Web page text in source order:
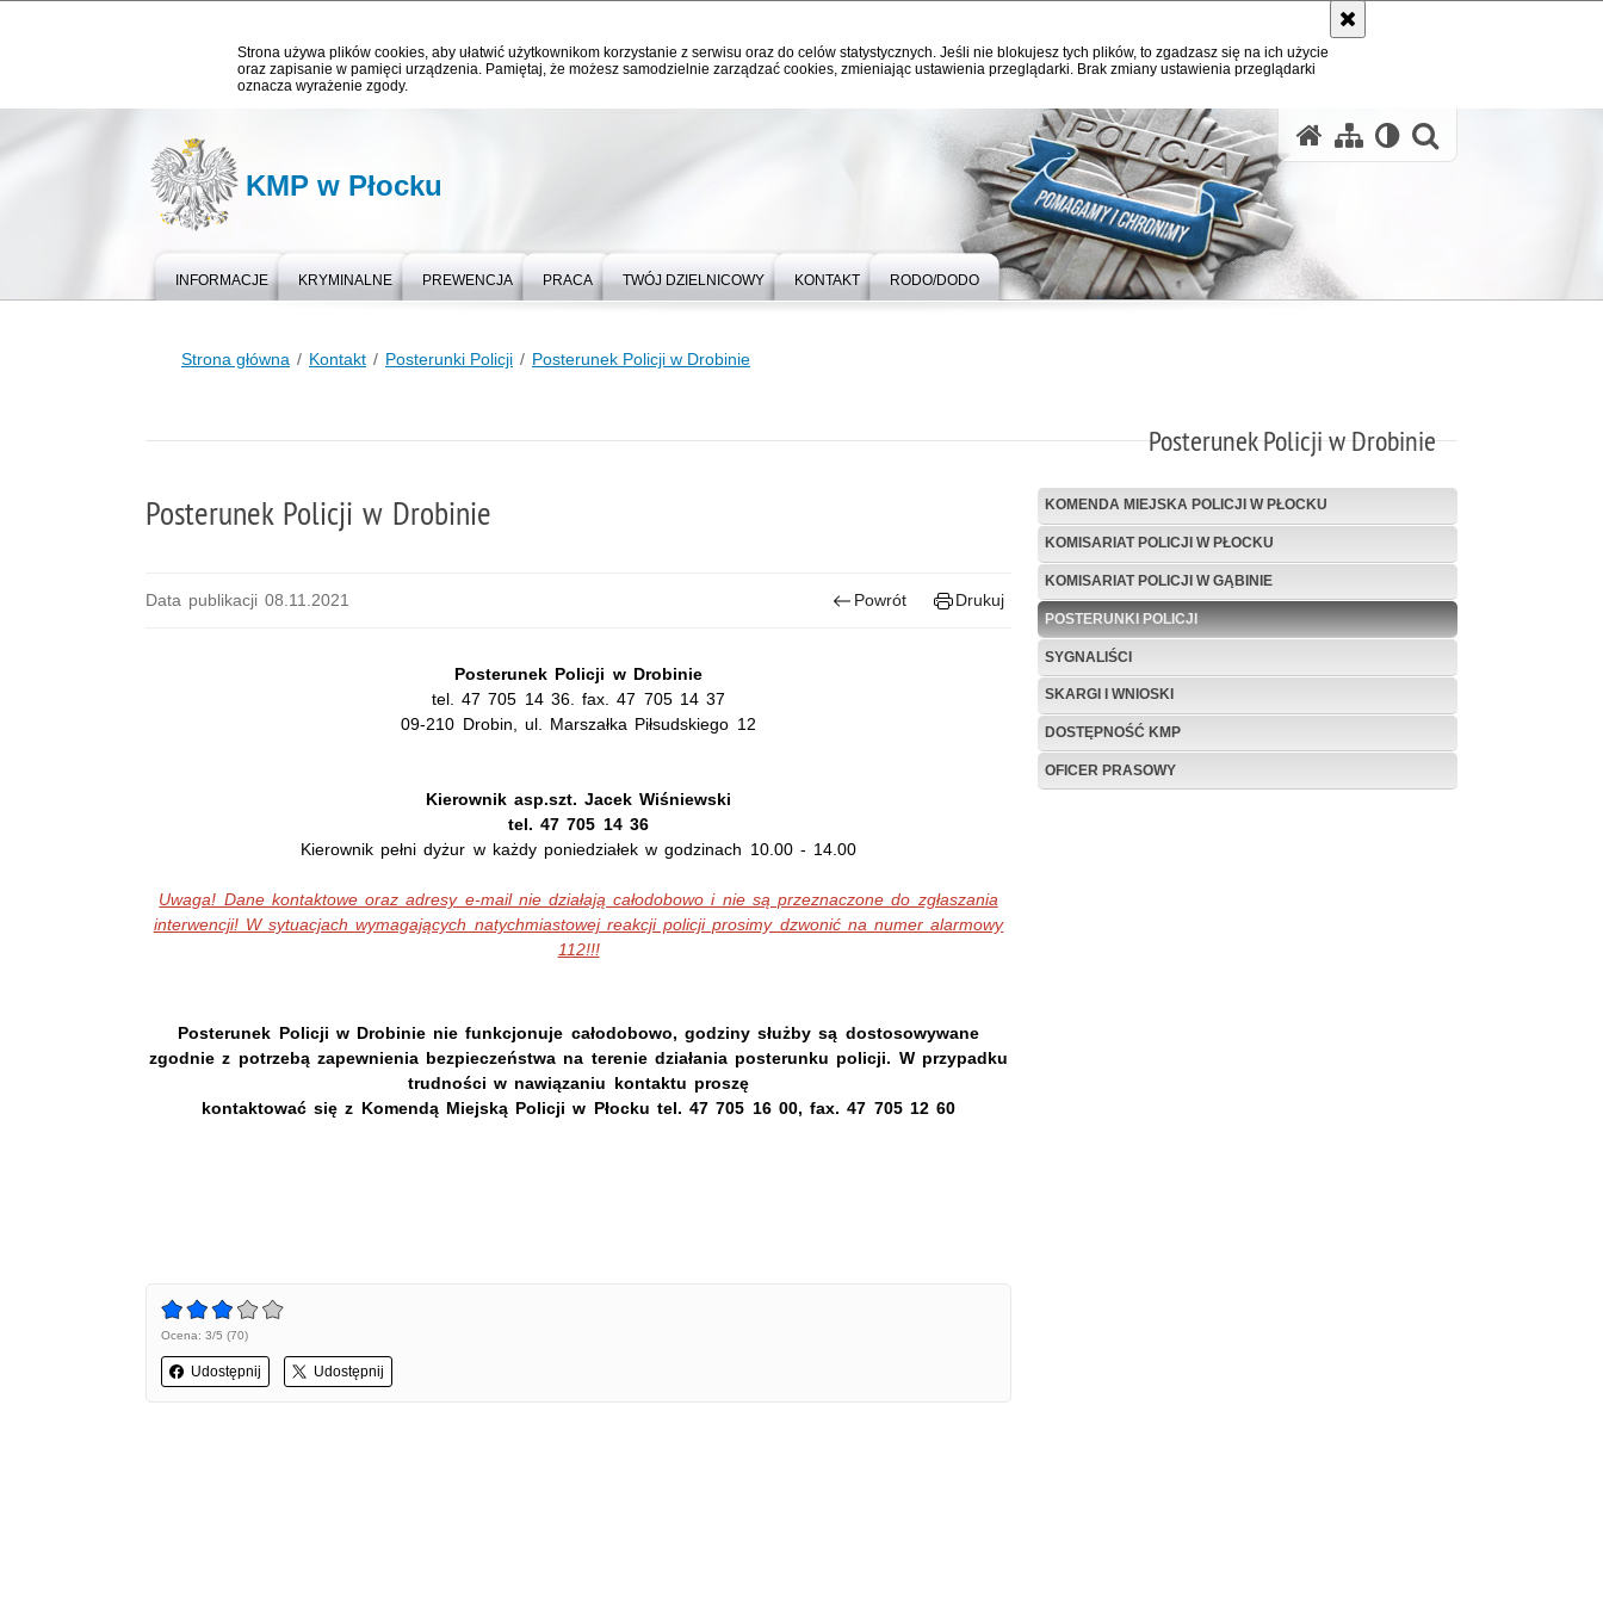
Strona używa plików cookies, aby ułatwić użytkownikom korzystanie z serwisu oraz do celów statystycznych. Jeśli nie blokujesz tych plików, to zgadzasz się na ich użycie
oraz zapisanie w pamięci urządzenia. Pamiętaj, że możesz samodzielnie zarządzać cookies, zmieniając ustawienia przeglądarki. Brak zmiany ustawienia przeglądarki
oznacza wyrażenie zgody.
KMP w Płocku
INFORMACJE KRYMINALNE PREWENCJA PRACA TWÓJ DZIELNICOWY KONTAKT RODO/DODO
Strona główna Kontakt Posterunki Policji Posterunek Policji w Drobinie
Posterunek Policji w Drobinie
KOMENDA MIEJSKA POLICJI W PŁOCKU
KOMISARIAT POLICJI W PŁOCKU
KOMISARIAT POLICJI W GĄBINIE
POSTERUNKI POLICJI
SYGNALIŚCI
SKARGI I WNIOSKI
DOSTĘPNOŚĆ KMP
OFICER PRASOWY
Posterunek Policji w Drobinie
Data publikacji 08.11.2021 Powrót Drukuj
Posterunek Policji w Drobinie
tel. 47 705 14 36. fax. 47 705 14 37
09-210 Drobin, ul. Marszałka Piłsudskiego 12
Kierownik asp.szt. Jacek Wiśniewski
tel. 47 705 14 36
Kierownik pełni dyżur w każdy poniedziałek w godzinach 10.00 - 14.00
Uwaga! Dane kontaktowe oraz adresy e-mail nie działają całodobowo i nie są przeznaczone do zgłaszania
interwencji! W sytuacjach wymagających natychmiastowej reakcji policji prosimy dzwonić na numer alarmowy
112!!!
Posterunek Policji w Drobinie nie funkcjonuje całodobowo, godziny służby są dostosowywane
zgodnie z potrzebą zapewnienia bezpieczeństwa na terenie działania posterunku policji. W przypadku
trudności w nawiązaniu kontaktu proszę
kontaktować się z Komendą Miejską Policji w Płocku tel. 47 705 16 00, fax. 47 705 12 60
Ocena: 3/5 (70)
Udostępnij Udostępnij